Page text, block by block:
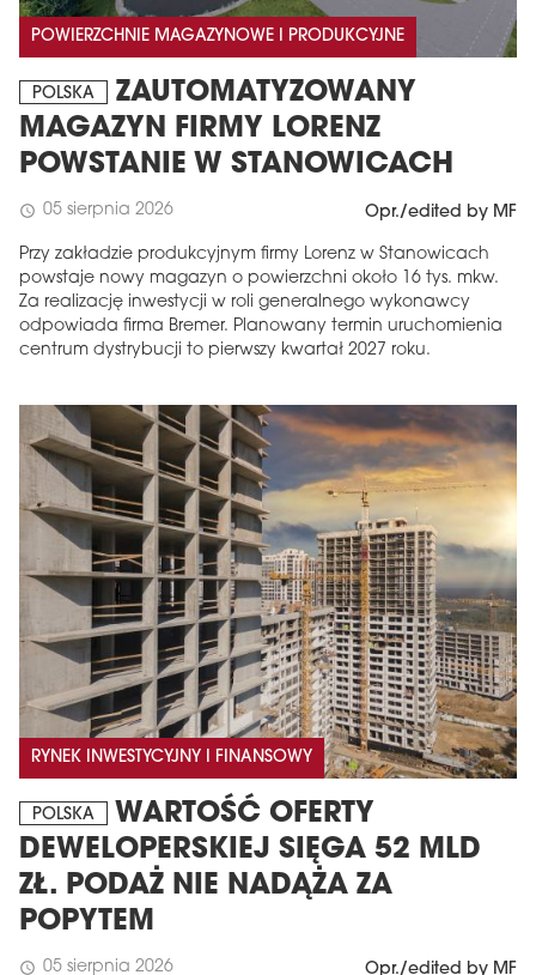
POWIERZCHNIE MAGAZYNOWE I PRODUKCYJNE
POLSKA
ZAUTOMATYZOWANY
MAGAZYN FIRMY LORENZ
POWSTANIE W STANOWICACH
schedule 05 sierpnia 2026 Opr./edited by MF
Przy zakładzie produkcyjnym firmy Lorenz w Stanowicach
powstaje nowy magazyn o powierzchni około 16 tys. mkw.
Za realizację inwestycji w roli generalnego wykonawcy
odpowiada firma Bremer. Planowany termin uruchomienia
centrum dystrybucji to pierwszy kwartał 2027 roku.
RYNEK INWESTYCYJNY I FINANSOWY
POLSKA
WARTOŚĆ OFERTY
DEWELOPERSKIEJ SIĘGA 52 MLD
ZŁ. PODAŻ NIE NADĄŻA ZA
POPYTEM
schedule 05 sierpnia 2026 Opr./edited by MF